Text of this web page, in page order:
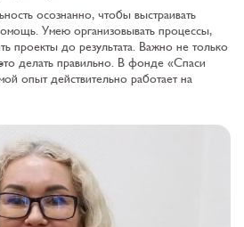
осознанно, чтобы выстраивать
Умею организовывать процессы,
проекты до результата. Важно не только
делать правильно. В фонде «Спаси
опыт действительно работает на